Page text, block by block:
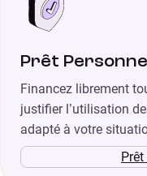
Prêt Personnel
Financez librement
justifier l’utilisation
adapté à votre